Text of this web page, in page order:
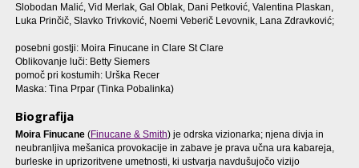
Slobodan Malić, Vid Merlak, Gal Oblak, Dani Petković, Valentina Plaskan,
Luka Prinčič, Slavko Trivković, Noemi Veberič Levovnik, Lana Zdravković;
posebni gostji: Moira Finucane in Clare St Clare
Oblikovanje luči: Betty Siemers
pomoč pri kostumih: Urška Recer
Maska: Tina Prpar (Tinka Pobalinka)
Biografija
Moira Finucane (Finucane & Smith) je odrska vizionarka; njena divja in
neubranljiva mešanica provokacije in zabave je prava učna ura kabareja,
burleske in uprizoritvene umetnosti, ki ustvarja navdušujočo vizijo